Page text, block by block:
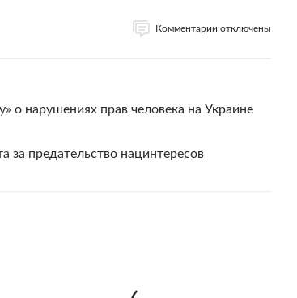
Комментарии отключены
о нарушениях прав человека на Украине
за предательство нацинтересов